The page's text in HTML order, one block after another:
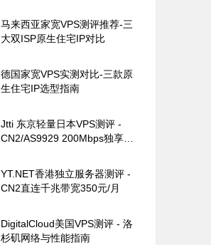
马来西亚家宽VPS测评推荐-三
大双ISP原生住宅IP对比
德国家宽VPS实测对比-三款原
生住宅IP选型指南
Jtti 东京轻量日本VPS测评 -
CN2/AS9929 200Mbps独享带
YT.NET香港独立服务器测评 -
CN2直连千兆带宽350元/月
DigitalCloud美国VPS测评 - 洛
杉矶网络与性能指南